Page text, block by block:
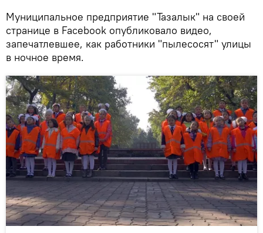
Муниципальное предприятие "Тазалык" на своей
странице в Facebook опубликовало видео,
запечатлевшее, как работники "пылесосят" улицы
в ночное время.